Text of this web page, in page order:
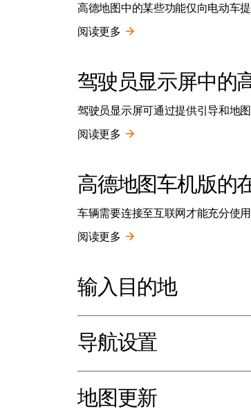
高德地图中的某些功能仅向电动车
阅读更多
驾驶员显示屏中的
驾驶员显示屏可通过提供引导和地
阅读更多
高德地图车机版的
车辆需要连接至互联网才能充分使
阅读更多
输入目的地
导航设置
地图更新